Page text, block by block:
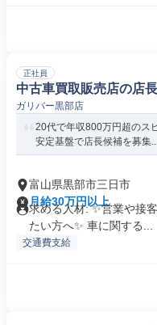
正社員
中古車買取販売店の店
ガリバー黒部店
20代で年収800万円超のス
安定基盤で店長候補を募集
富山県黒部市三日市
月給30万円以上
求める人材: ✨️営業や接
たい方へ✨️ 車に関する...
交通費支給